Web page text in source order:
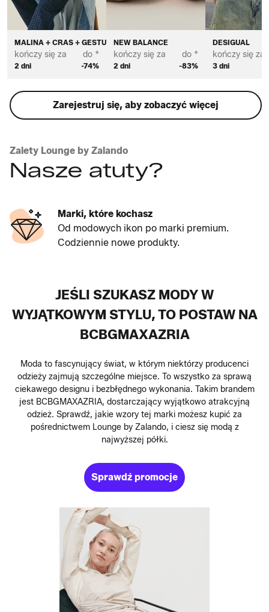
MALINA + CRAS + GESTUZ
kończy się za
2 dni
do *
-74%
NEW BALANCE
kończy się za
2 dni
do *
-83%
DESIGUAL
kończy się za
3 dni
Zarejestruj się, aby zobaczyć więcej
Zalety Lounge by Zalando
Nasze atuty?
Marki, które kochasz
Od modowych ikon po marki premium.
Codziennie nowe produkty.
JEŚLI SZUKASZ MODY W
WYJĄTKOWYM STYLU, TO POSTAW NA
BCBGMAXAZRIA
Moda to fascynujący świat, w którym niektórzy producenci
odzieży zajmują szczególne miejsce. To wszystko za sprawą
ciekawego designu i bezbłędnego wykonania. Takim brandem
jest BCBGMAXAZRIA, dostarczający wyjątkowo atrakcyjną
odzież. Sprawdź, jakie wzory tej marki możesz kupić za
pośrednictwem Lounge by Zalando, i ciesz się modą z
najwyższej półki.
Sprawdź promocje